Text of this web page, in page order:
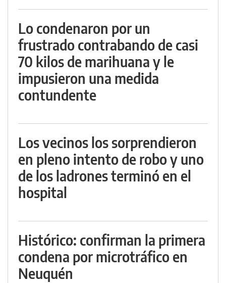
Lo condenaron por un
frustrado contrabando de casi
70 kilos de marihuana y le
impusieron una medida
contundente
Los vecinos los sorprendieron
en pleno intento de robo y uno
de los ladrones terminó en el
hospital
Histórico: confirman la primera
condena por microtráfico en
Neuquén